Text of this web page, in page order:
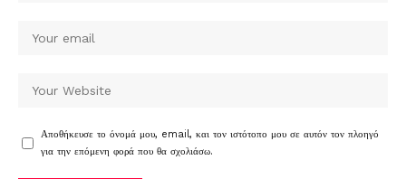
Αποθήκευσε το όνομά μου, email, και τον ιστότοπο μου σε αυτόν τον πλοηγό
για την επόμενη φορά που θα σχολιάσω.